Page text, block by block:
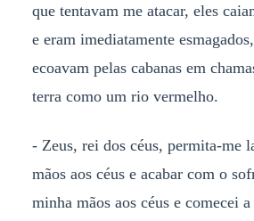
que tentavam me atacar, eles
e eram imediatamente
ecoavam pelas cabanas em
terra como um rio vermelho.
- Zeus, rei dos céus, permita-me
mãos aos céus e acabar com o
minha mãos aos céus e comecei